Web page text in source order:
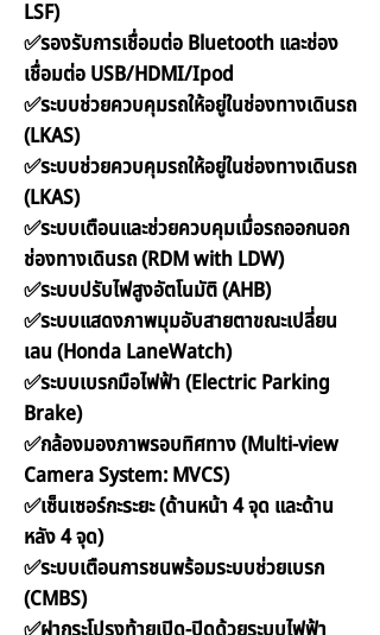
LSF)
✅รองรับการเชื่อมต่อ Bluetooth และช่อง
เชื่อมต่อ USB/HDMI/Ipod
✅ระบบช่วยควบคุมรถให้อยู่ในช่องทางเดินรถ
(LKAS)
✅ระบบช่วยควบคุมรถให้อยู่ในช่องทางเดินรถ
(LKAS)
✅ระบบเตือนและช่วยควบคุมเมื่อรถออกนอก
ช่องทางเดินรถ (RDM with LDW)
✅ระบบปรับไฟสูงอัตโนมัติ (AHB)
✅ระบบแสดงภาพมุมอับสายตาขณะเปลี่ยน
เลน (Honda LaneWatch)
✅ระบบเบรกมือไฟฟ้า (Electric Parking
Brake)
✅กล้องมองภาพรอบทิศทาง (Multi-view
Camera System: MVCS)
✅เซ็นเซอร์กะระยะ (ด้านหน้า 4 จุด และด้าน
หลัง 4 จุด)
✅ระบบเตือนการชนพร้อมระบบช่วยเบรก
(CMBS)